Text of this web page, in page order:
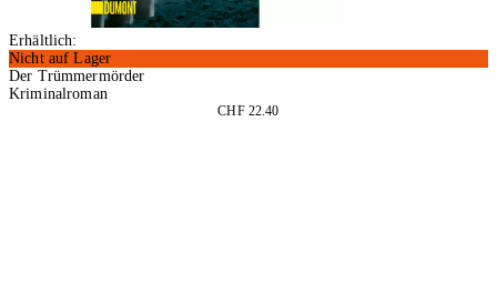
Erhältlich:
Nicht auf Lager
Der Trümmermörder
Kriminalroman
CHF 22.40